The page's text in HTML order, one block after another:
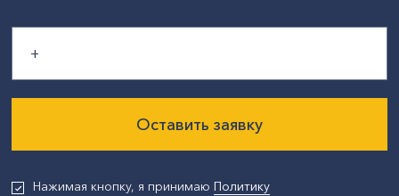
Оставить заявку
Нажимая кнопку, я принимаю Политику